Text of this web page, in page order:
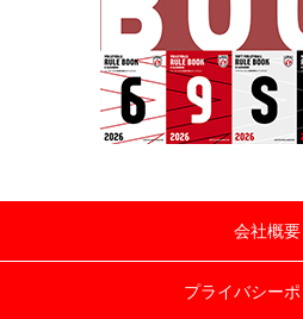
会社概要
プライバシー